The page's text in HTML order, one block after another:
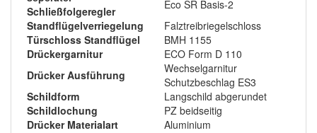
Schließfolgeregler
Eco SR Basis-2
Standflügelverriegelung
Türschloss Standflügel
Drückergarnitur
Falztreibriegelschloss
BMH 1155
ECO Form D 110
Drücker Ausführung
Wechselgarnitur
Schutzbeschlag ES3
Schildform
Langschild abgerundet
Schildlochung
PZ beidseitig
Drücker Materialart
Aluminium